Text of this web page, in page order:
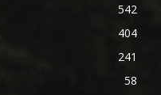
542
404
241
58